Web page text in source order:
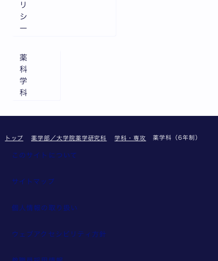
リ
シ
ー
薬
科
学
科
トップ 薬学部／大学院薬学研究科 学科・専攻 薬学科（6年制）
このサイトについて
サイトマップ
個人情報の取り扱い
ウェブアクセシビリティ方針